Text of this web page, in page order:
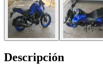
Descripción